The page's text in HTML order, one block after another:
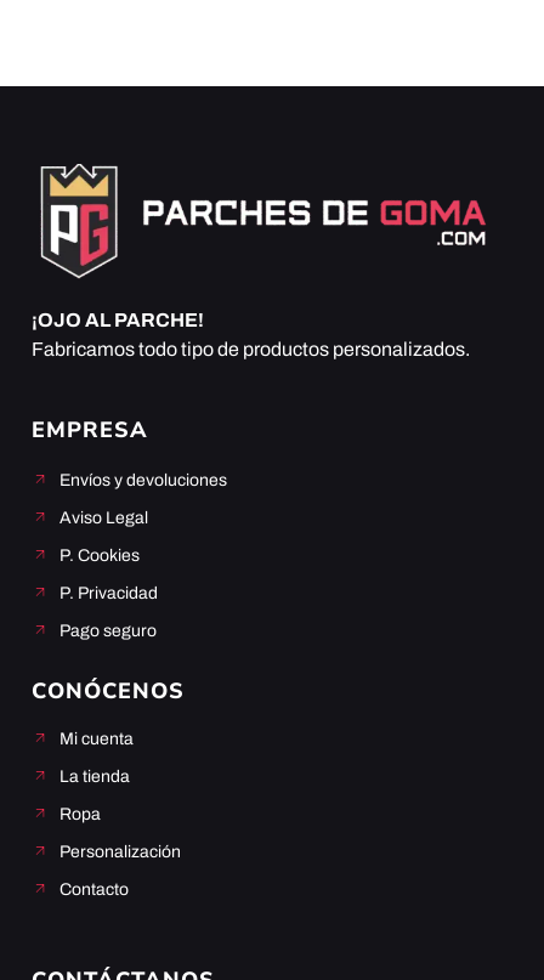
¡OJO AL PARCHE!
Fabricamos todo tipo de productos personalizados.
EMPRESA
Envíos y devoluciones
Aviso Legal
P. Cookies
P. Privacidad
Pago seguro
CONÓCENOS
Mi cuenta
La tienda
Ropa
Personalización
Contacto